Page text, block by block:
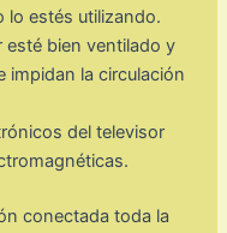
lo estés utilizando.
esté bien ventilado y
impidan la circulación
del televisor
conectada toda la